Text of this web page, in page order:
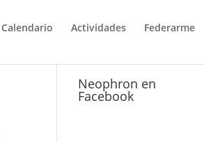
Calendario Actividades Federarme
Neophron en
Facebook